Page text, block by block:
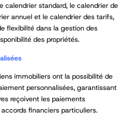
calendrier standard, le calendrier de
annuel et le calendrier des tarifs,
flexibilité dans la gestion des
des propriétés.
immobiliers ont la possibilité de
personnalisées, garantissant
reçoivent les paiements
financiers particuliers.